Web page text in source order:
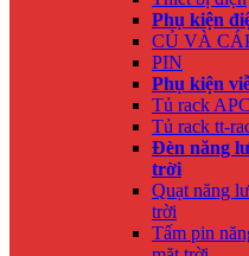
Phụ kiện
CỦ VÀ
PIN
Phụ kiện
Tủ rack APC
Tủ rack tt-
Đèn năng
trời
Quạt năng
trời
Tấm pin